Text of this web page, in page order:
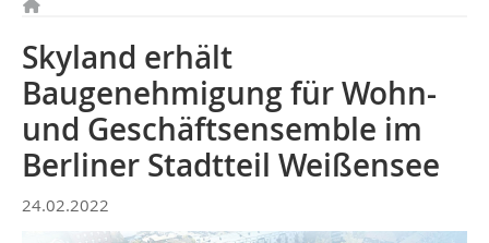
Skyland erhält
Baugenehmigung für Wohn-
und Geschäftsensemble im
Berliner Stadtteil Weißensee
24.02.2022